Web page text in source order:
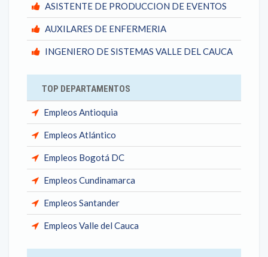
ASISTENTE DE PRODUCCION DE EVENTOS
AUXILARES DE ENFERMERIA
INGENIERO DE SISTEMAS VALLE DEL CAUCA
TOP DEPARTAMENTOS
Empleos Antioquia
Empleos Atlántico
Empleos Bogotá DC
Empleos Cundinamarca
Empleos Santander
Empleos Valle del Cauca